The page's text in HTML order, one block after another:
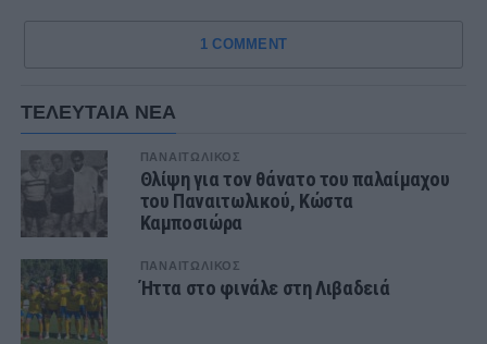
1 COMMENT
ΤΕΛΕΥΤΑΙΑ ΝΕΑ
ΠΑΝΑΙΤΩΛΙΚΟΣ
Θλίψη για τον θάνατο του παλαίμαχου
του Παναιτωλικού, Κώστα
Καμποσιώρα
ΠΑΝΑΙΤΩΛΙΚΟΣ
Ήττα στο φινάλε στη Λιβαδειά